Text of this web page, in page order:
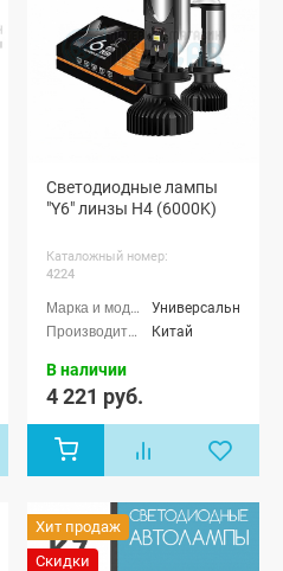
Светодиодные лампы
"Y6" линзы H4 (6000K)
Каталожный номер:
4224
Универсальные
Китай
В наличии
4 221 руб.
Хит продаж
Скидки